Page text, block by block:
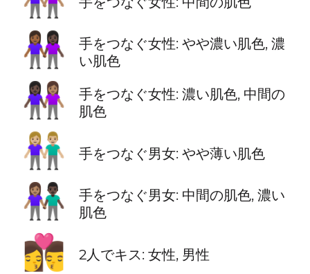
👩🏾‍🤝‍👩🏿
手をつなぐ女性: やや濃い肌色, 濃
い肌色
👩🏿‍🤝‍👩🏽
手をつなぐ女性: 濃い肌色, 中間の
肌色
👫🏼 手をつなぐ男女: やや薄い肌色
👩🏽‍🤝‍👨🏿
手をつなぐ男女: 中間の肌色, 濃い
肌色
👩‍❤️‍💋‍👨 2人でキス: 女性, 男性